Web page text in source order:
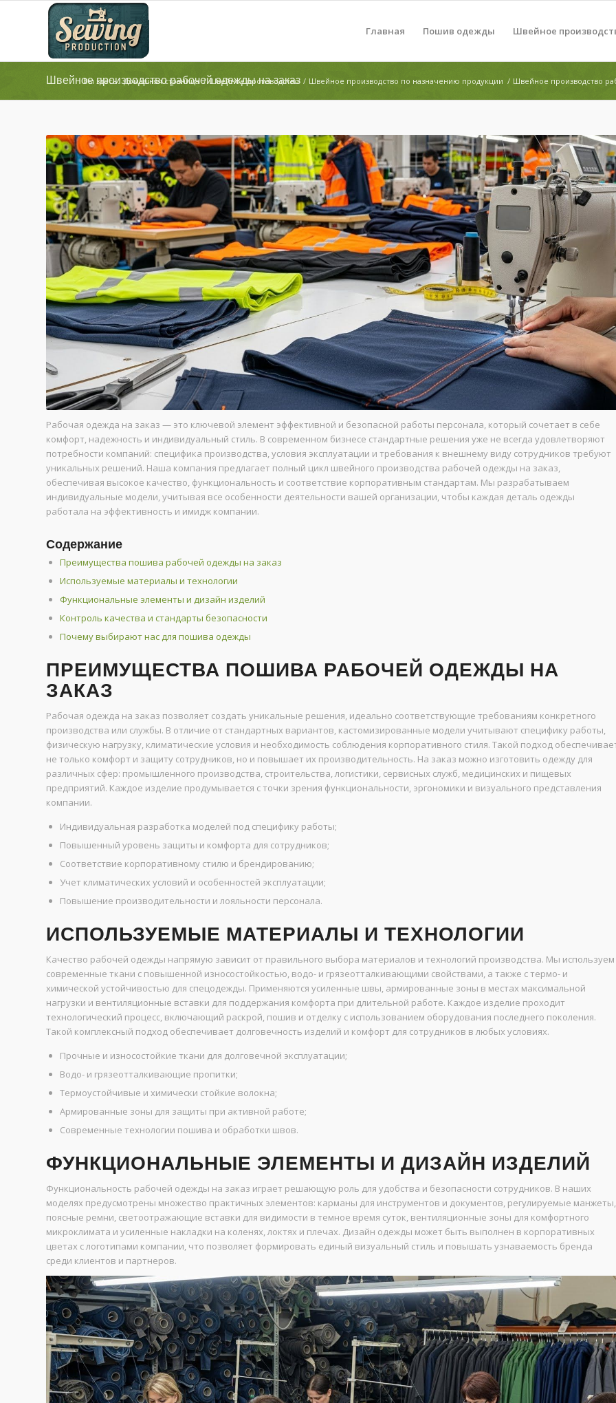
Главная Пошив одежды Швейное
Швейное производство рабочей одежды на заказ
Вы здесь: Домашняя страница / Швейное производство / Швейное производство по назначению продукции / Швейное производство
Рабочая одежда на заказ — это ключевой элемент эффективной и безопасной работы персонала, который сочетает в себе
комфорт, надежность и индивидуальный стиль. В современном бизнесе стандартные решения уже не всегда удовлетворяют
потребности компаний: специфика производства, условия эксплуатации и требования к внешнему виду сотрудников требуют
уникальных решений. Наша компания предлагает полный цикл швейного производства рабочей одежды на заказ,
обеспечивая высокое качество, функциональность и соответствие корпоративным стандартам. Мы разрабатываем
индивидуальные модели, учитывая все особенности деятельности вашей организации, чтобы каждая деталь одежды
работала на эффективность и имидж компании.
Содержание
Преимущества пошива рабочей одежды на заказ
Используемые материалы и технологии
Функциональные элементы и дизайн изделий
Контроль качества и стандарты безопасности
Почему выбирают нас для пошива одежды
ПРЕИМУЩЕСТВА ПОШИВА РАБОЧЕЙ ОДЕЖДЫ НА
ЗАКАЗ
Рабочая одежда на заказ позволяет создать уникальные решения, идеально соответствующие требованиям конкретного
производства или службы. В отличие от стандартных вариантов, кастомизированные модели учитывают специфику работы,
физическую нагрузку, климатические условия и необходимость соблюдения корпоративного стиля. Такой подход
не только комфорт и защиту сотрудников, но и повышает их производительность. На заказ можно изготовить одежду для
различных сфер: промышленного производства, строительства, логистики, сервисных служб, медицинских и пищевых
предприятий. Каждое изделие продумывается с точки зрения функциональности, эргономики и визуального представления
компании.
Индивидуальная разработка моделей под специфику работы;
Повышенный уровень защиты и комфорта для сотрудников;
Соответствие корпоративному стилю и брендированию;
Учет климатических условий и особенностей эксплуатации;
Повышение производительности и лояльности персонала.
ИСПОЛЬЗУЕМЫЕ МАТЕРИАЛЫ И ТЕХНОЛОГИИ
Качество рабочей одежды напрямую зависит от правильного выбора материалов и технологий производства. Мы используем
современные ткани с повышенной износостойкостью, водо- и грязеотталкивающими свойствами, а также с термо- и
химической устойчивостью для спецодежды. Применяются усиленные швы, армированные зоны в местах максимальной
нагрузки и вентиляционные вставки для поддержания комфорта при длительной работе. Каждое изделие проходит
технологический процесс, включающий раскрой, пошив и отделку с использованием оборудования последнего поколения.
Такой комплексный подход обеспечивает долговечность изделий и комфорт для сотрудников в любых условиях.
Прочные и износостойкие ткани для долговечной эксплуатации;
Водо- и грязеотталкивающие пропитки;
Термоустойчивые и химически стойкие волокна;
Армированные зоны для защиты при активной работе;
Современные технологии пошива и обработки швов.
ФУНКЦИОНАЛЬНЫЕ ЭЛЕМЕНТЫ И ДИЗАЙН ИЗДЕЛИЙ
Функциональность рабочей одежды на заказ играет решающую роль для удобства и безопасности сотрудников. В наших
моделях предусмотрены множество практичных элементов: карманы для инструментов и документов, регулируемые манжеты,
поясные ремни, светоотражающие вставки для видимости в темное время суток, вентиляционные зоны для комфортного
микроклимата и усиленные накладки на коленях, локтях и плечах. Дизайн одежды может быть выполнен в корпоративных
цветах с логотипами компании, что позволяет формировать единый визуальный стиль и повышать узнаваемость бренда
среди клиентов и партнеров.